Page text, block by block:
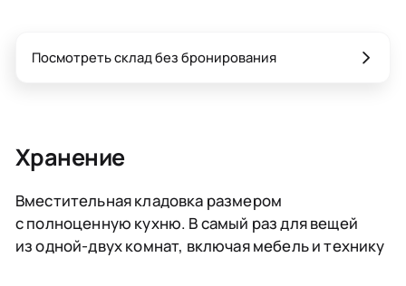
Хранение
Вместительная кладовка размером
с полноценную кухню. В самый раз для вещей
из одной-двух комнат, включая мебель и технику
Посмотреть склад без бронирования